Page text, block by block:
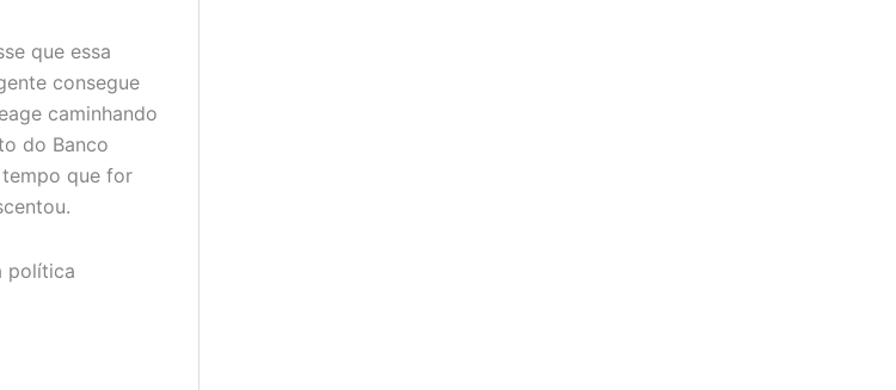
que essa
consegue
caminhando
do Banco
que for
política